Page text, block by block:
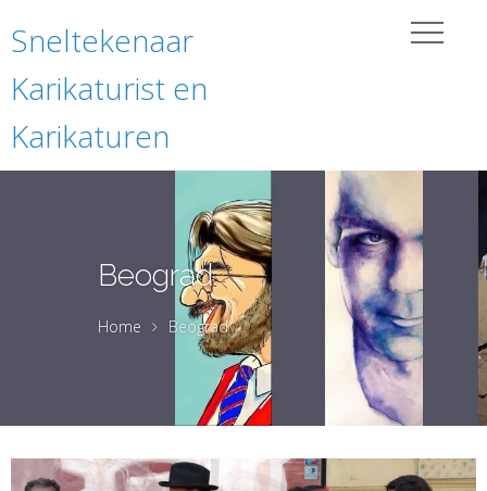
Sneltekenaar
Karikaturist en
Karikaturen
Beograd
Home Beograd